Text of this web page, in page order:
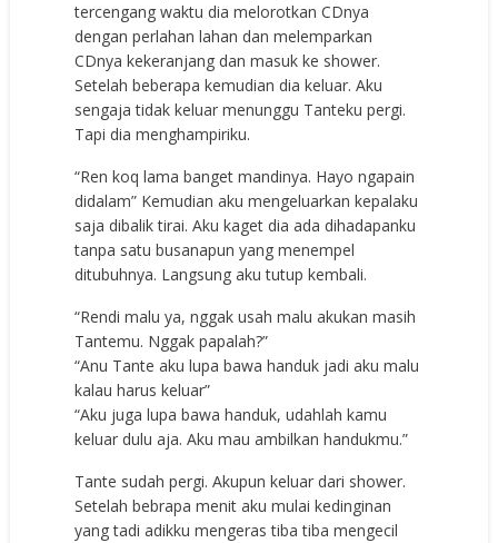
tercengang waktu dia melorotkan CDnya
dengan perlahan lahan dan melemparkan
CDnya kekeranjang dan masuk ke shower.
Setelah beberapa kemudian dia keluar. Aku
sengaja tidak keluar menunggu Tanteku pergi.
Tapi dia menghampiriku.
“Ren koq lama banget mandinya. Hayo ngapain
didalam” Kemudian aku mengeluarkan kepalaku
saja dibalik tirai. Aku kaget dia ada dihadapanku
tanpa satu busanapun yang menempel
ditubuhnya. Langsung aku tutup kembali.
“Rendi malu ya, nggak usah malu akukan masih
Tantemu. Nggak papalah?”
“Anu Tante aku lupa bawa handuk jadi aku malu
kalau harus keluar”
“Aku juga lupa bawa handuk, udahlah kamu
keluar dulu aja. Aku mau ambilkan handukmu.”
Tante sudah pergi. Akupun keluar dari shower.
Setelah bebrapa menit aku mulai kedinginan
yang tadi adikku mengeras tiba tiba mengecil